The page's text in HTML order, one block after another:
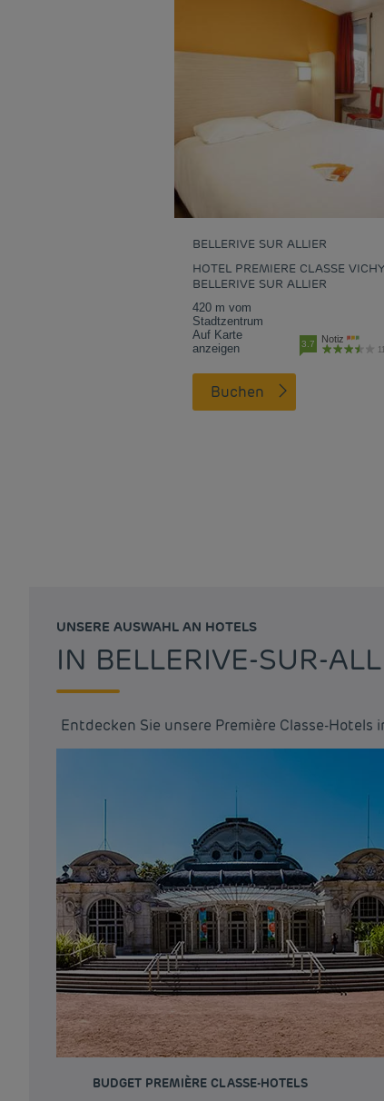
BELLERIVE SUR ALLIER
HOTEL PREMIERE CLASSE
BELLERIVE SUR ALLIER
420 m vom
Stadtzentrum
Auf Karte
anzeigen
3.7 Notiz
Buchen
UNSERE AUSWAHL AN HOTELS
IN BELLERIVE-SUR-
Entdecken Sie unsere Première Classe-
BUDGET PREMIÈRE CLASSE-HOTELS